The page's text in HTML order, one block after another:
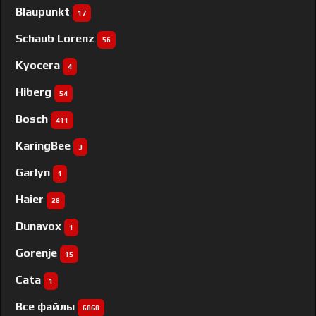
Blaupunkt 17
Schaub Lorenz 56
Kyocera 4
Hiberg 54
Bosch 411
KaringBee 3
Garlyn 1
Haier 28
Dunavox 1
Gorenje 15
Cata 1
Все файлы 6860